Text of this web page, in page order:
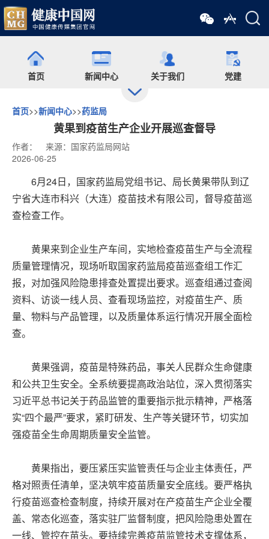
首页 新闻中心 关于我们 党建
出版 食药网 培训
药师在线
微信矩阵
首页>>新闻中心>>药监局
黄果到疫苗生产企业开展巡查督导
作者：
来源：国家药监局网站
2026-06-25
6月24日，国家药监局党组书记、局长黄果带队到辽
宁省大连市科兴（大连）疫苗技术有限公司，督导疫苗巡
查检查工作。
黄果来到企业生产车间，实地检查疫苗生产与全流程
质量管理情况，现场听取国家药监局疫苗巡查组工作汇
报，对加强风险隐患排查处置提出要求。巡查组通过查阅
资料、访谈一线人员、查看现场监控，对疫苗生产、质
量、物料与产品管理，以及质量体系运行情况开展全面检
查。
黄果强调，疫苗是特殊药品，事关人民群众生命健康
和公共卫生安全。全系统要提高政治站位，深入贯彻落实
习近平总书记关于药品监管的重要指示批示精神，严格落
实“四个最严”要求，紧盯研发、生产等关键环节，切实加
强疫苗全生命周期质量安全监管。
黄果指出，要压紧压实监管责任与企业主体责任，严
格对照责任清单，坚决筑牢疫苗质量安全底线。要严格执
行疫苗巡查检查制度，持续开展对在产疫苗生产企业全覆
盖、常态化巡查，落实驻厂监督制度，把风险隐患处置在
一线、管控在苗头。要持续完善疫苗监管技术支撑体系，